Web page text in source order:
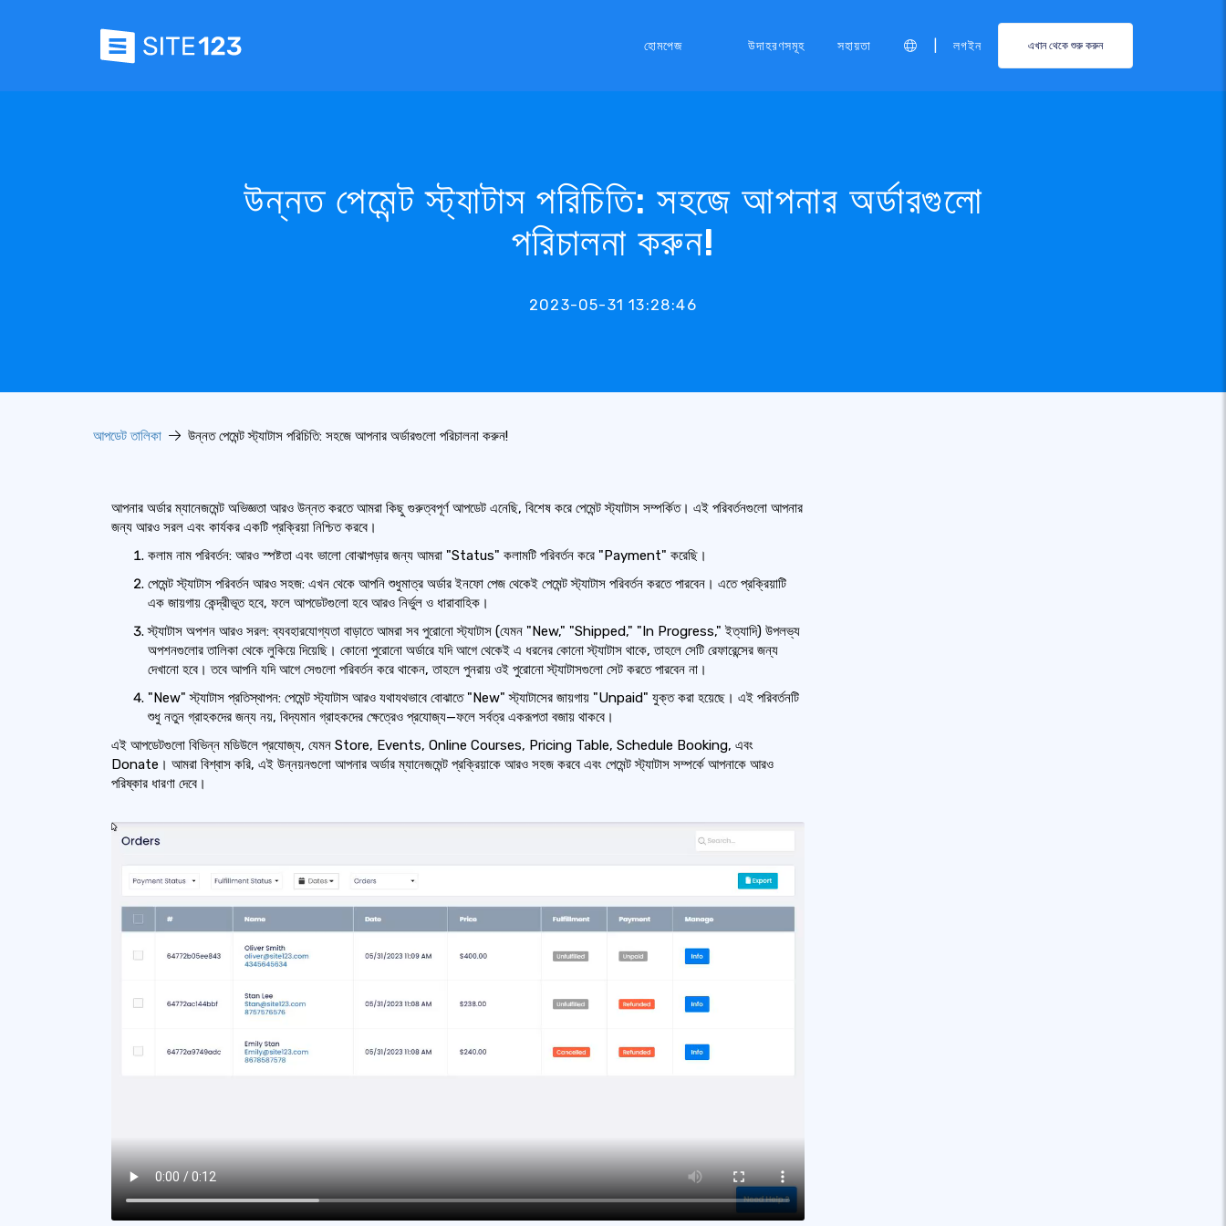
হোমপেজ উদাহরণসমূহ সহায়তা লগইন এখান থেকে শুরু করুন
উন্নত পেমেন্ট স্ট্যাটাস পরিচিতি: সহজে আপনার অর্ডারগুলো
পরিচালনা করুন!
2023-05-31 13:28:46
আপডেট তালিকা উন্নত পেমেন্ট স্ট্যাটাস পরিচিতি: সহজে আপনার অর্ডারগুলো পরিচালনা করুন!
আপনার অর্ডার ম্যানেজমেন্ট অভিজ্ঞতা আরও উন্নত করতে আমরা কিছু গুরুত্বপূর্ণ আপডেট এনেছি, বিশেষ করে পেমেন্ট স্ট্যাটাস সম্পর্কিত। এই পরিবর্তনগুলো আপনার
জন্য আরও সরল এবং কার্যকর একটি প্রক্রিয়া নিশ্চিত করবে।
কলাম নাম পরিবর্তন: আরও স্পষ্টতা এবং ভালো বোঝাপড়ার জন্য আমরা "Status" কলামটি পরিবর্তন করে "Payment" করেছি।
পেমেন্ট স্ট্যাটাস পরিবর্তন আরও সহজ: এখন থেকে আপনি শুধুমাত্র অর্ডার ইনফো পেজ থেকেই পেমেন্ট স্ট্যাটাস পরিবর্তন করতে পারবেন। এতে প্রক্রিয়াটি
এক জায়গায় কেন্দ্রীভূত হবে, ফলে আপডেটগুলো হবে আরও নির্ভুল ও ধারাবাহিক।
স্ট্যাটাস অপশন আরও সরল: ব্যবহারযোগ্যতা বাড়াতে আমরা সব পুরোনো স্ট্যাটাস (যেমন "New," "Shipped," "In Progress," ইত্যাদি) উপলভ্য
অপশনগুলোর তালিকা থেকে লুকিয়ে দিয়েছি। কোনো পুরোনো অর্ডারে যদি আগে থেকেই এ ধরনের কোনো স্ট্যাটাস থাকে, তাহলে সেটি রেফারেন্সের জন্য
দেখানো হবে। তবে আপনি যদি আগে সেগুলো পরিবর্তন করে থাকেন, তাহলে পুনরায় ওই পুরোনো স্ট্যাটাসগুলো সেট করতে পারবেন না।
"New" স্ট্যাটাস প্রতিস্থাপন: পেমেন্ট স্ট্যাটাস আরও যথাযথভাবে বোঝাতে "New" স্ট্যাটাসের জায়গায় "Unpaid" যুক্ত করা হয়েছে। এই পরিবর্তনটি
শুধু নতুন গ্রাহকদের জন্য নয়, বিদ্যমান গ্রাহকদের ক্ষেত্রেও প্রযোজ্য—ফলে সর্বত্র একরূপতা বজায় থাকবে।
এই আপডেটগুলো বিভিন্ন মডিউলে প্রযোজ্য, যেমন Store, Events, Online Courses, Pricing Table, Schedule Booking, এবং
Donate। আমরা বিশ্বাস করি, এই উন্নয়নগুলো আপনার অর্ডার ম্যানেজমেন্ট প্রক্রিয়াকে আরও সহজ করবে এবং পেমেন্ট স্ট্যাটাস সম্পর্কে আপনাকে আরও
পরিষ্কার ধারণা দেবে।